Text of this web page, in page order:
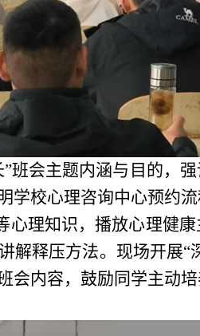
班会主题内涵与目的，
校心理咨询中心预约
心理知识，播放心理健
解释压方法。现场开展
会内容，鼓励同学主动